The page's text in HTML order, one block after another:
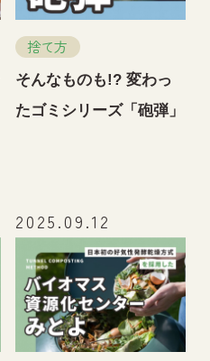
捨て方
そんなものも!? 変わっ
たゴミシリーズ「砲弾」
2025.09.12